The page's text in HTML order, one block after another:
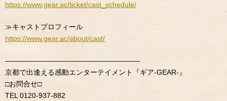
https://www.gear.ac/ticket/cast_schedule/
≫キャストプロフィール
https://www.gear.ac/about/cast/
———————————————————
京都で出逢える感動エンターテイメント『ギア-GEAR- 』
□お問合せ□
TEL 0120-937-882